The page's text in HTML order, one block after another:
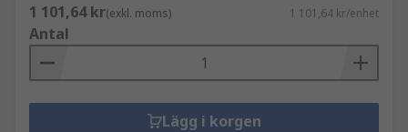
1 101,64 kr(exkl. moms) 1 101,64 kr/enhet
Antal
Lägg i korgen